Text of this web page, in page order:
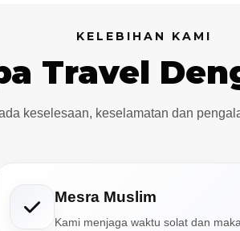
KELEBIHAN KAMI
Travel
keselesaan, keselamatan dan
Mesra Muslim
Kami menjaga waktu solat dan